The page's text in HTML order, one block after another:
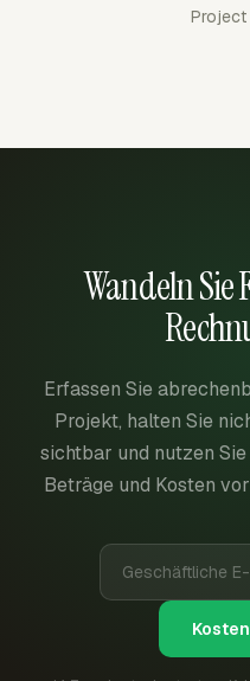
Project
Wandeln Sie
Erfassen Sie
Projekt, halten Sie
sichtbar und nutzen
Beträge und Kosten